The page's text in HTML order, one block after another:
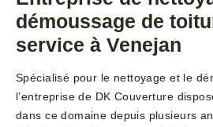
démoussage de
service à Venejan
Spécialisé pour le nettoyage et le
l’entreprise de DK Couverture
dans ce domaine depuis plusieurs